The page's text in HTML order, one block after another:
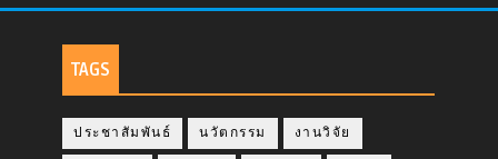
TAGS
ประชาสัมพันธ์ นวัตกรรม งานวิจัย